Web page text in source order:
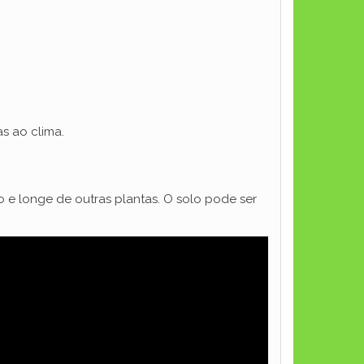
ao clima.
e longe de outras plantas. O solo pode ser